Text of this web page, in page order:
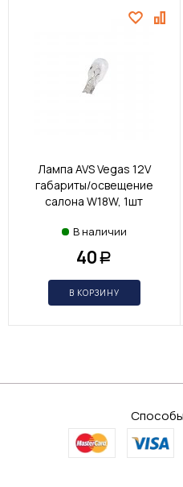
Лампа AVS Vegas 12V
габариты/освещение
салона W18W, 1шт
В наличии
40 Р
В КОРЗИНУ